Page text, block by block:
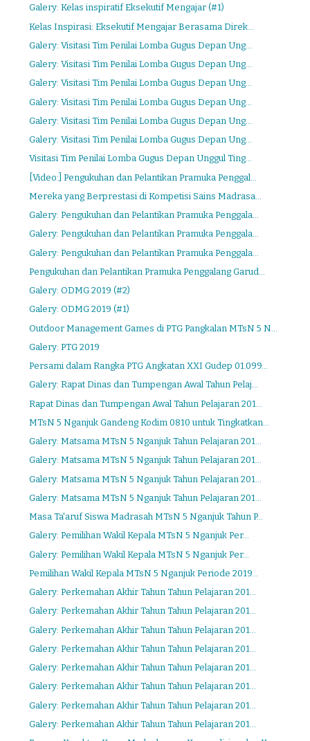
Galery: Kelas inspiratif Eksekutif Mengajar (#1)
Kelas Inspirasi: Eksekutif Mengajar Berasama Direk...
Galery: Visitasi Tim Penilai Lomba Gugus Depan Ung...
Galery: Visitasi Tim Penilai Lomba Gugus Depan Ung...
Galery: Visitasi Tim Penilai Lomba Gugus Depan Ung...
Galery: Visitasi Tim Penilai Lomba Gugus Depan Ung...
Galery: Visitasi Tim Penilai Lomba Gugus Depan Ung...
Galery: Visitasi Tim Penilai Lomba Gugus Depan Ung...
Visitasi Tim Penilai Lomba Gugus Depan Unggul Ting...
[Video:] Pengukuhan dan Pelantikan Pramuka Penggal...
Mereka yang Berprestasi di Kompetisi Sains Madrasa...
Galery: Pengukuhan dan Pelantikan Pramuka Penggala...
Galery: Pengukuhan dan Pelantikan Pramuka Penggala...
Galery: Pengukuhan dan Pelantikan Pramuka Penggala...
Pengukuhan dan Pelantikan Pramuka Penggalang Garud...
Galery: ODMG 2019 (#2)
Galery: ODMG 2019 (#1)
Outdoor Management Games di PTG Pangkalan MTsN 5 N...
Galery: PTG 2019
Persami dalam Rangka PTG Angkatan XXI Gudep 01.099...
Galery: Rapat Dinas dan Tumpengan Awal Tahun Pelaj...
Rapat Dinas dan Tumpengan Awal Tahun Pelajaran 201...
MTsN 5 Nganjuk Gandeng Kodim 0810 untuk Tingkatkan...
Galery: Matsama MTsN 5 Nganjuk Tahun Pelajaran 201...
Galery: Matsama MTsN 5 Nganjuk Tahun Pelajaran 201...
Galery: Matsama MTsN 5 Nganjuk Tahun Pelajaran 201...
Galery: Matsama MTsN 5 Nganjuk Tahun Pelajaran 201...
Masa Ta'aruf Siswa Madrasah MTsN 5 Nganjuk Tahun P...
Galery: Pemilihan Wakil Kepala MTsN 5 Nganjuk Per...
Galery: Pemilihan Wakil Kepala MTsN 5 Nganjuk Per...
Pemilihan Wakil Kepala MTsN 5 Nganjuk Periode 2019...
Galery: Perkemahan Akhir Tahun Tahun Pelajaran 201...
Galery: Perkemahan Akhir Tahun Tahun Pelajaran 201...
Galery: Perkemahan Akhir Tahun Tahun Pelajaran 201...
Galery: Perkemahan Akhir Tahun Tahun Pelajaran 201...
Galery: Perkemahan Akhir Tahun Tahun Pelajaran 201...
Galery: Perkemahan Akhir Tahun Tahun Pelajaran 201...
Galery: Perkemahan Akhir Tahun Tahun Pelajaran 201...
Galery: Perkemahan Akhir Tahun Tahun Pelajaran 201...